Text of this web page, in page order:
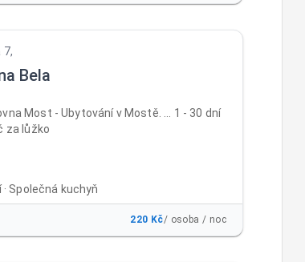
(15km).
Bela
Most - Ubytování v Mostě. ... 1 - 30 dní
za lůžko
· Společná kuchyň
220 Kč/ osoba / noc